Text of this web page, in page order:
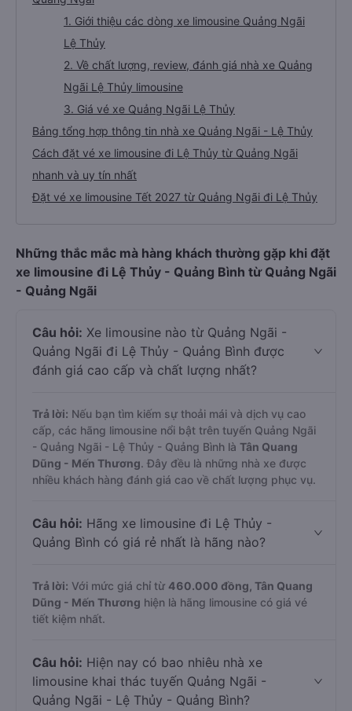
1. Giới thiệu các dòng xe limousine Quảng Ngãi
Lệ Thủy
2. Về chất lượng, review, đánh giá nhà xe Quảng
Ngãi Lệ Thủy limousine
3. Giá vé xe Quảng Ngãi Lệ Thủy
Bảng tổng hợp thông tin nhà xe Quảng Ngãi - Lệ Thủy
Cách đặt vé xe limousine đi Lệ Thủy từ Quảng Ngãi
nhanh và uy tín nhất
Đặt vé xe limousine Tết 2027 từ Quảng Ngãi đi Lệ Thủy
Những thắc mắc mà hàng khách thường gặp khi đặt
xe limousine đi Lệ Thủy - Quảng Bình từ Quảng Ngãi
- Quảng Ngãi
Câu hỏi: Xe limousine nào từ Quảng Ngãi -
Quảng Ngãi đi Lệ Thủy - Quảng Bình được
đánh giá cao cấp và chất lượng nhất?
Trả lời: Nếu bạn tìm kiếm sự thoải mái và dịch vụ cao
cấp, các hãng limousine nổi bật trên tuyến Quảng Ngãi
- Quảng Ngãi - Lệ Thủy - Quảng Bình là Tân Quang
Dũng - Mến Thương. Đây đều là những nhà xe được
nhiều khách hàng đánh giá cao về chất lượng phục vụ.
Câu hỏi: Hãng xe limousine đi Lệ Thủy -
Quảng Bình có giá rẻ nhất là hãng nào?
Trả lời: Với mức giá chỉ từ 460.000 đồng, Tân Quang
Dũng - Mến Thương hiện là hãng limousine có giá vé
tiết kiệm nhất.
Câu hỏi: Hiện nay có bao nhiêu nhà xe
limousine khai thác tuyến Quảng Ngãi -
Quảng Ngãi - Lệ Thủy - Quảng Bình?